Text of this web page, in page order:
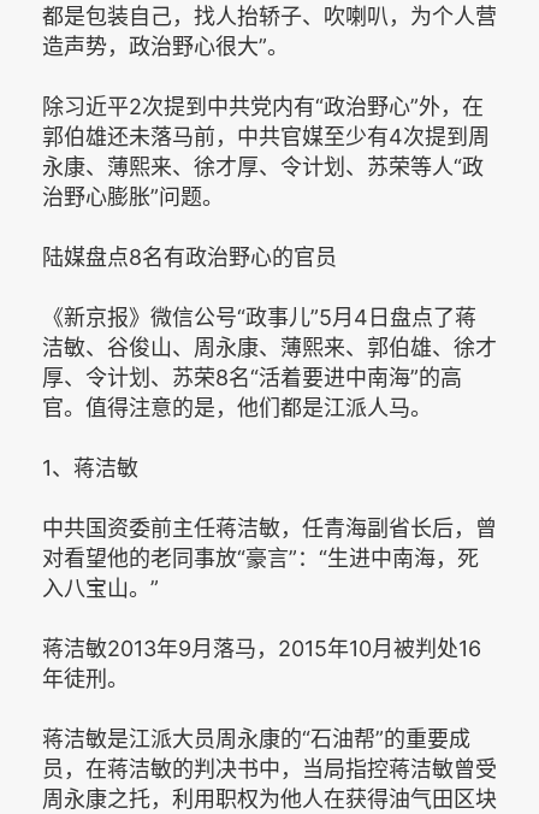
都是包装自己，找人抬轿子、吹喇叭，为个人营
造声势，政治野心很大”。
除习近平2次提到中共党内有“政治野心”外，在
郭伯雄还未落马前，中共官媒至少有4次提到周
永康、薄熙来、徐才厚、令计划、苏荣等人“政
治野心膨胀”问题。
陆媒盘点8名有政治野心的官员
《新京报》微信公号“政事儿”5月4日盘点了蒋
洁敏、谷俊山、周永康、薄熙来、郭伯雄、徐才
厚、令计划、苏荣8名“活着要进中南海”的高
官。值得注意的是，他们都是江派人马。
1、蒋洁敏
中共国资委前主任蒋洁敏，任青海副省长后，曾
对看望他的老同事放“豪言”：“生进中南海，死
入八宝山。”
蒋洁敏2013年9月落马，2015年10月被判处16
年徒刑。
蒋洁敏是江派大员周永康的“石油帮”的重要成
员，在蒋洁敏的判决书中，当局指控蒋洁敏曾受
周永康之托，利用职权为他人在获得油气田区块